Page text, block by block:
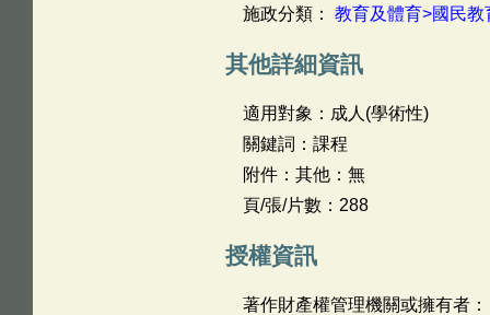
施政分類： 教育及體育>國民教
其他詳細資訊
適用對象：成人(學術性)
關鍵詞：課程
附件：其他：無
頁/張/片數：288
授權資訊
著作財產權管理機關或擁有者：